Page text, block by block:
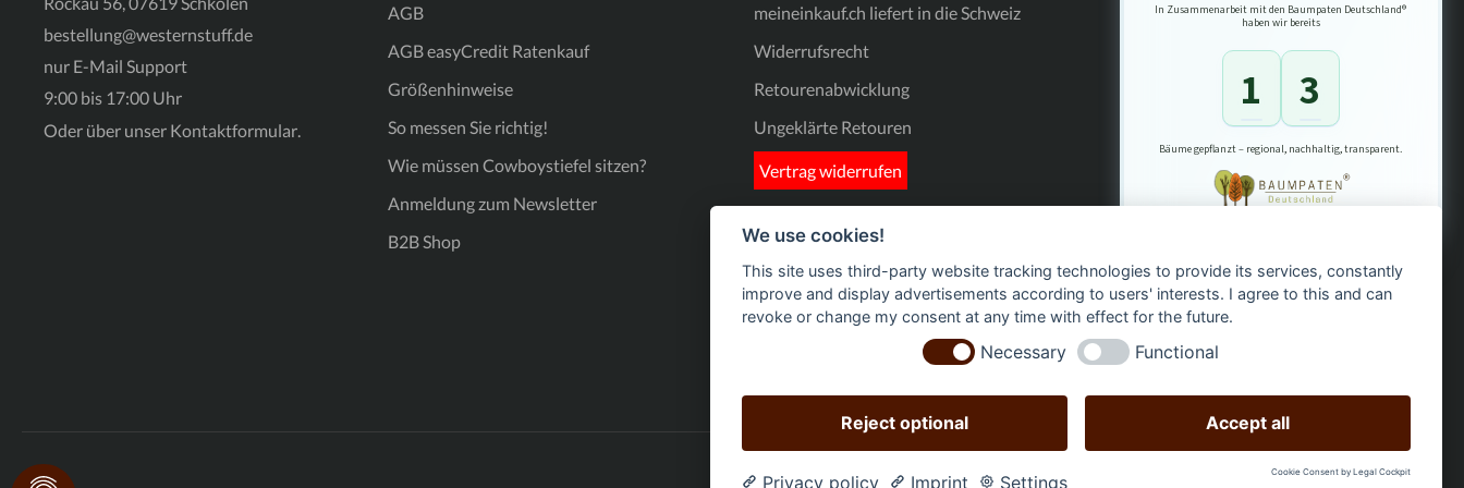
verfügt über eine feine Riffelung, um ein Ausrutschen zu
einen Blick: Material: Hochwertiges Echtleder in Braun und Blau.
Design: Detaillierte Western-Stickerei am Schaft.
Sohle: Rutschfeste Gummisohle mit innovativem Pyramiden-
Wildwest-Gefühl nach Hause – egal ob im Stall, auf dem Turnier
bestellung@westernstuff.de
nur E-Mail Support
9:00 bis 17:00 Uhr
Oder über unser Kontaktformular.
AGB
AGB easyCredit Ratenkauf
Größenhinweise
So messen Sie richtig!
Wie müssen Cowboystiefel sitzen?
Anmeldung zum Newsletter
B2B Shop
meineinkauf.ch liefert in die Schweiz
Widerrufsrecht
Retourenabwicklung
Ungeklärte Retouren
Vertrag widerrufen
In Zusammenarbeit mit den Baumpaten Deutschland®
haben wir bereits
1 3
Bäume gepflanzt – regional, nachhaltig, transparent.
Homepage-Heldin
We use cookies!
This site uses third-party website tracking technologies to provide its services, constantly
improve and display advertisements according to users' interests. I agree to this and can
revoke or change my consent at any time with effect for the future.
Necessary Functional
Reject optional Accept all
Privacy policy Imprint Settings Cookie Consent by Legal Cockpit